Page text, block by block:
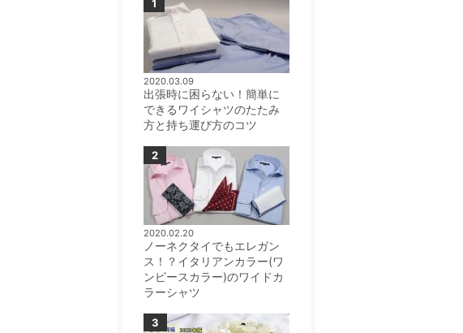
2020.03.09
出張時に困らない！簡単に
できるワイシャツのたたみ
方と持ち運び方のコツ
2020.02.20
ノーネクタイでもエレガン
ス！？イタリアンカラー(ワ
ンピースカラー)のワイドカ
ラーシャツ